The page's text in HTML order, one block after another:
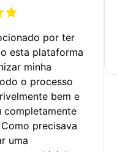
por ter
esta plataforma
minha
o processo
bem e
completamente
precisava
uma